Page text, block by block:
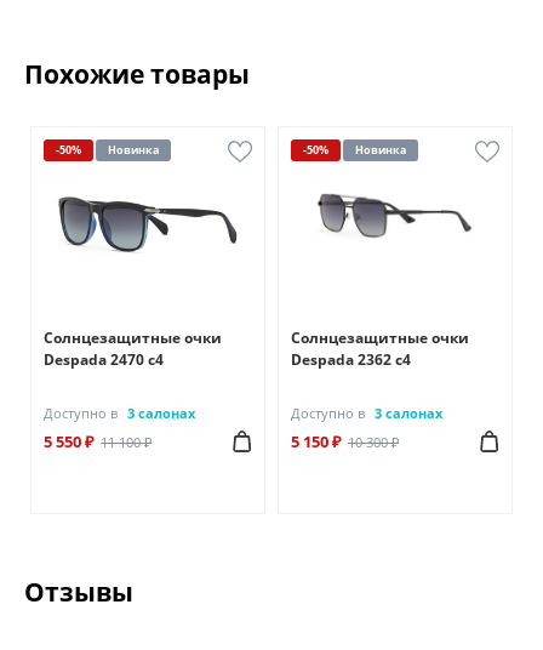
Похожие товары
-50% Новинка
Солнцезащитные очки
Despada 2470 с4
Доступно в 3 салонах
5 550 ₽ 11 100 ₽
-50% Новинка
Солнцезащитные очки
Despada 2362 с4
Доступно в 3 салонах
5 150 ₽ 10 300 ₽
Отзывы